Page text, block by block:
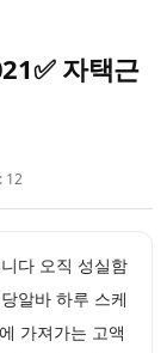
자택근
12
다 오직 성실함
알바 하루 스케
가져가는 고액